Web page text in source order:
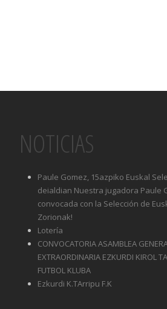
NOTICIAS
Paule Gomez, 15azpiko Euskal
deialdian Nuestra jugadora Paule
convocada con la Selección de
Zorionak!
Lotería
CONVOCATORIA ASAMBLEA
EXTRAORDINARIA EZKURDI KIROL
FUTBOL KLUBA
Ezkurdi K.TArripu F.K